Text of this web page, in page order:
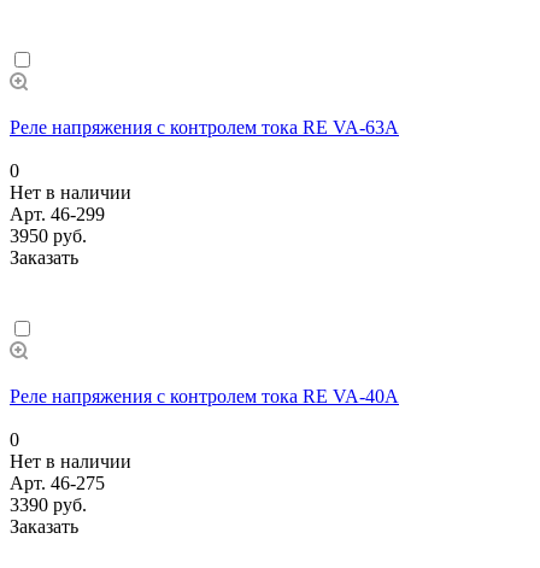
Реле напряжения с контролем тока RE VA-63A
0
Нет в наличии
Арт. 46-299
3950 руб.
Заказать
Реле напряжения с контролем тока RE VA-40A
0
Нет в наличии
Арт. 46-275
3390 руб.
Заказать